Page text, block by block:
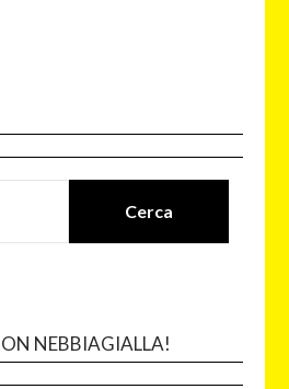
NEBBIAGIALLA!